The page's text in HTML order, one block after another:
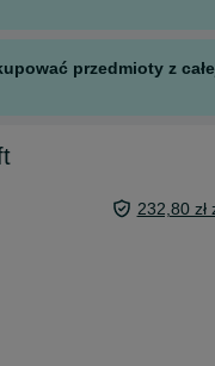
przedmioty z
232,80